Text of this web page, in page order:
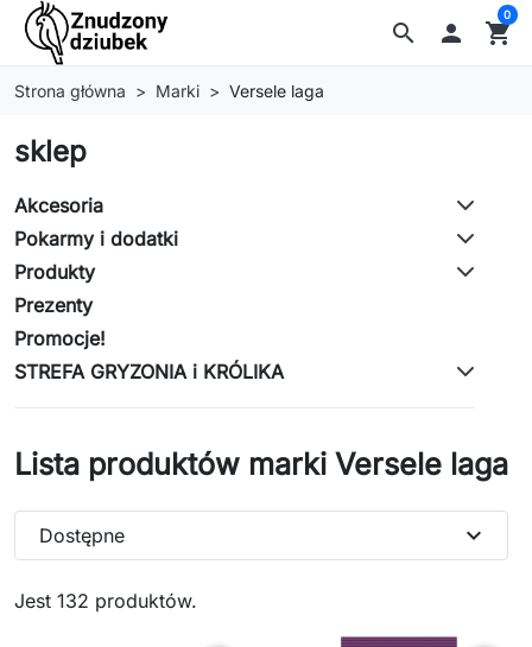
search  shopping_cart
0
Strona główna Marki Versele laga
sklep
Akcesoria
Pokarmy i dodatki
Produkty
Prezenty
Promocje!
STREFA GRYZONIA i KRÓLIKA
Lista produktów marki Versele laga
Jest 132 produktów.
Dostępne expand_more